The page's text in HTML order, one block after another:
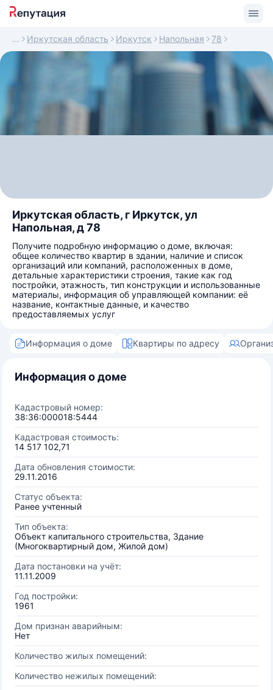
Иркутская область Иркутск Напольная 78
Иркутская область, г Иркутск, ул
Напольная, д 78
Получите подробную информацию о доме, включая:
общее количество квартир в здании, наличие и список
организаций или компаний, расположенных в доме,
детальные характеристики строения, такие как год
постройки, этажность, тип конструкции и использованные
материалы, информация об управляющей компании: её
название, контактные данные, и качество
предоставляемых услуг
Информация о доме Квартиры по адресу
Информация о доме
Кадастровый номер:
38:36:000018:5444
Кадастровая стоимость:
14 517 102,71
Дата обновления стоимости:
29.11.2016
Статус объекта:
Ранее учтенный
Тип объекта:
Объект капитального строительства, Здание
(Многоквартирный дом, Жилой дом)
Дата постановки на учёт:
11.11.2009
Год постройки:
1961
Дом признан аварийным:
Нет
Количество жилых помещений:
Количество нежилых помещений: